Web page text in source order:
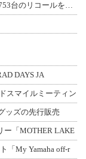
【トライアンフ】ボンネビル T100 など6車種計3,753台のリコールを発表
DAYS JA
スマイルミーティン
ッズの先行販売
ー「MOTHER LAKE
「My Yamaha off-r